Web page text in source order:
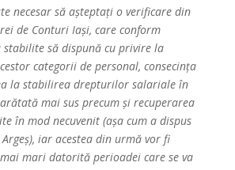
necesar să așteptați o verificare din
de Conturi Iași, care conform
să dispună cu privire la
categorii de personal, consecința
la stabilirea drepturilor salariale în
mai sus precum și recuperarea
în mod necuvenit (așa cum a dispus
Argeș), iar acestea din urmă vor fi
mari datorită perioadei care se va